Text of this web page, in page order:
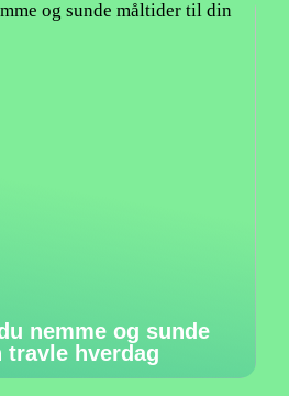
nemme og sunde
hverdag